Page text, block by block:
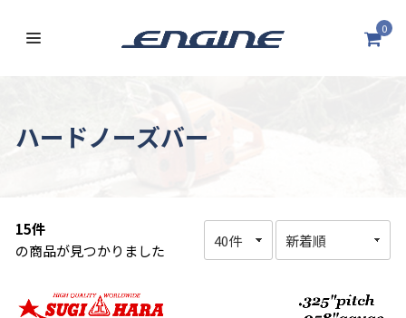
0
ハードノーズバー
15件
の商品が見つかりました